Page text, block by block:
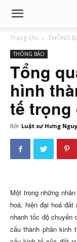
Trang chủ THÔNG
THÔNG BÁO
Tổng
hình
tế trọng
Bởi Luật sư Hưng
Một trong những
hoá, hiện đại hoá
nhanh tốc độ
cấu thành phần kinh